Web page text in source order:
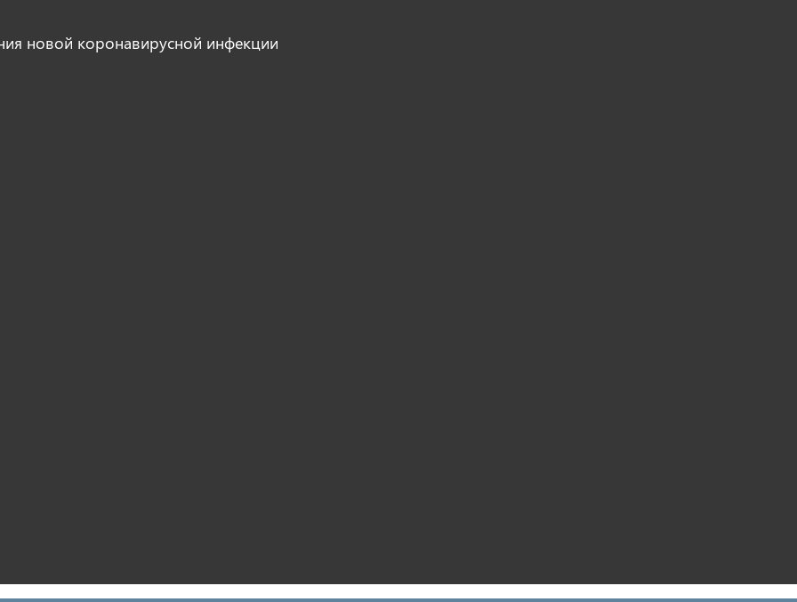
новой коронавирусной инфекции